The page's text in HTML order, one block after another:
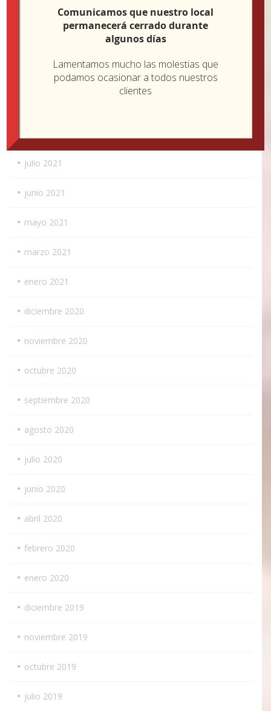
diciembre 2021
octubre 2021
julio 2021
junio 2021
mayo 2021
marzo 2021
enero 2021
diciembre 2020
noviembre 2020
octubre 2020
septiembre 2020
agosto 2020
julio 2020
junio 2020
abril 2020
febrero 2020
enero 2020
diciembre 2019
noviembre 2019
octubre 2019
julio 2019
Comunicamos que nuestro local
permanecerá cerrado durante
algunos días
Lamentamos mucho las molestias que
podamos ocasionar a todos nuestros
clientes